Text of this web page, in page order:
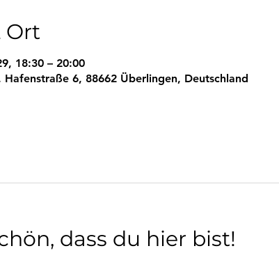
Ort
18:30 – 20:00
Hafenstraße 6, 88662 Überlingen, Deutschland
dass du hier bist!